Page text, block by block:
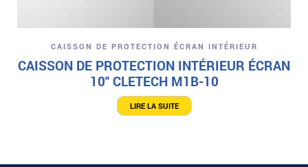
CAISSON DE PROTECTION ÉCRAN INTÉRIEUR
CAISSON DE PROTECTION INTÉRIEUR ÉCRAN
10″ CLETECH M1B-10
LIRE LA SUITE